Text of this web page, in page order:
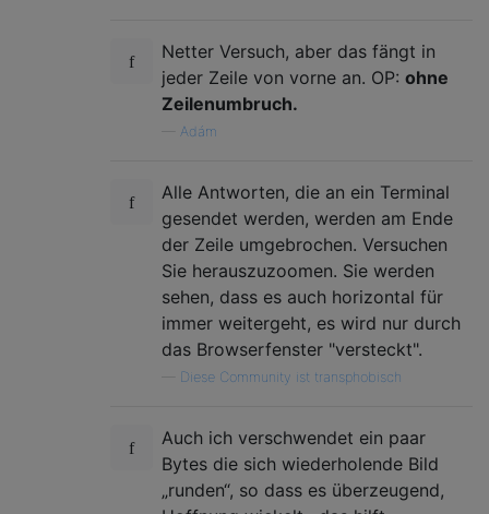
Netter Versuch, aber das fängt in
jeder Zeile von vorne an. OP: ohne
Zeilenumbruch.
Adám
Alle Antworten, die an ein Terminal
gesendet werden, werden am Ende
der Zeile umgebrochen. Versuchen
Sie herauszuzoomen. Sie werden
sehen, dass es auch horizontal für
immer weitergeht, es wird nur durch
das Browserfenster "versteckt".
Diese Community ist transphobisch
Auch ich verschwendet ein paar
Bytes die sich wiederholende Bild
„runden“, so dass es überzeugend,